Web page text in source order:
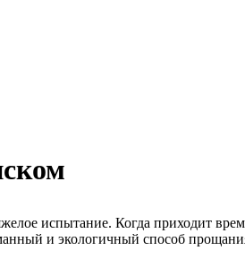
испытание. Когда приходит
и экологичный способ